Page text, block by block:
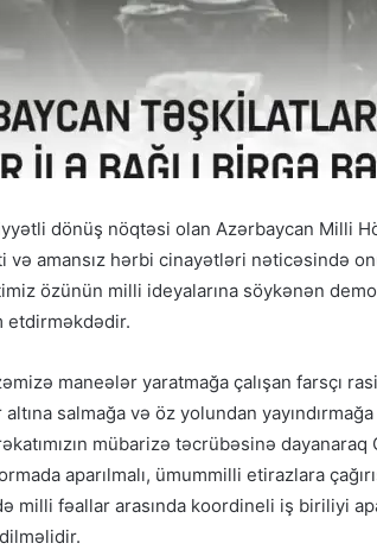
dönüş nöqtəsi olan Azərbaycan Milli
və amansız hərbi cinayətləri nəticəsində
özünün milli ideyalarına söykənən
etdirməkdədir.
maneələr yaratmağa çalışan farsçı
salmağa və öz yolundan
mübarizə təcrübəsinə
aparılmalı, ümummilli etirazlara
fəallar arasında koordineli iş biriliyi